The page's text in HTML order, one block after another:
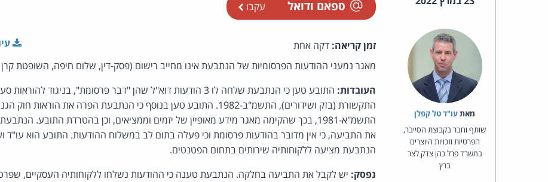
ספאם ודואל עקבו
מאת‏עו"ד טל קפלן
שותף וחבר בקבוצת הסייבר,
הפרטיות וזכויות היוצרים
במשרד פרל כהן צדק לצר
ברץ
זמן קריאה: דקה אחת
מאגר נמעני ההודעות הפרסומיות של הנתבעת אינו מחייב רישום (פסק-דין, שלום חיפה, השופטת קרן
העובדות:
התקשורת (בזק ושידורים), התשמ"ב-1982. התובע טען בנוסף כי הנתבעת הפרה את הוראות
התשמ"א-1981, בכך שהקימה מאגר מידע מאופיין של יזמים וממציאים, וכן בהטרדת התובע.
את התביעה, כי אין מדובר בהודעות פרסומת וכי פעלה בתום לב במשלוח ההודעות. התובע הוא עו"ד
הנתבעת מציעה ללקוחותיה שירותים בתחום הפטנטים.
נפסק: יש לקבל את התביעה בחלקה. הנתבעת טענה כי ההודעות נשלחו ללקוחותיה העסקיים,